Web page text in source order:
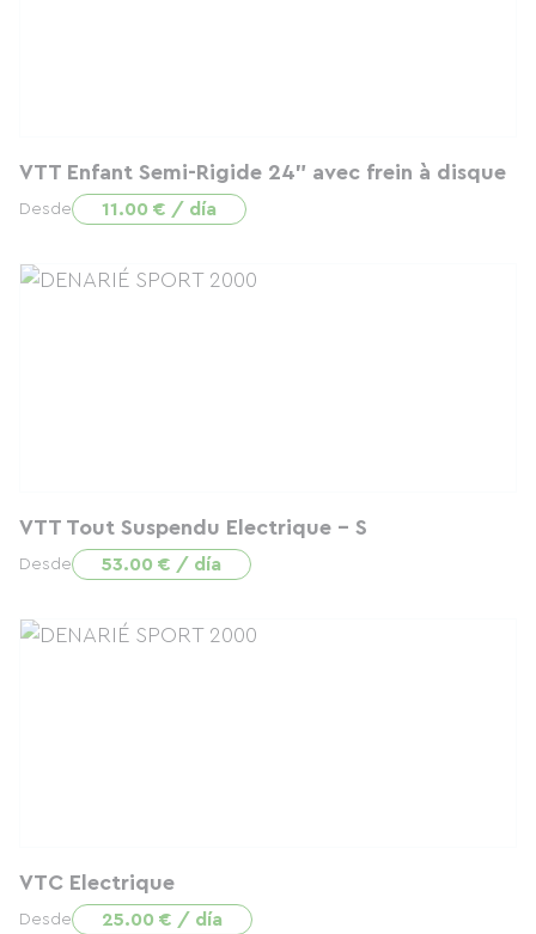
VTT Enfant Semi-Rigide 24" avec frein à disque
Desde 11.00 € / día
VTT Tout Suspendu Electrique - S
Desde 53.00 € / día
VTC Electrique
Desde 25.00 € / día